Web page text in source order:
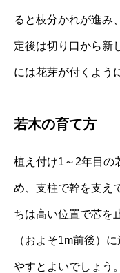
ると枝分かれが進み
定後は切り口から新
には花芽が付くよう
若木の育て方
植え付け1～2年目の
め、支柱で幹を支え
ちは高い位置で芯を
（およそ1m前後）
やすとよいでしょう